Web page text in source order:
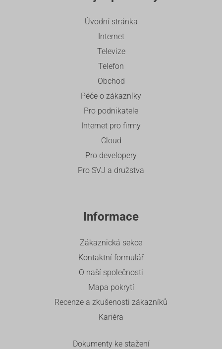
Úvodní stránka
Internet
Televize
Telefon
Obchod
Péče o zákazníky
Pro podnikatele
Internet pro firmy
Cloud
Pro developery
Pro SVJ a družstva
Informace
Zákaznická sekce
Kontaktní formulář
O naší společnosti
Mapa pokrytí
Recenze a zkušenosti zákazníků
Kariéra
Dokumenty ke stažení